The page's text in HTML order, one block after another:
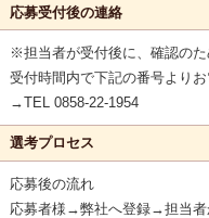
応募受付後の連絡
※担当者が受付後に、確認のた
受付時間内で下記の番号よりお
→TEL 0858-22-1954
選考プロセス
応募後の流れ
応募者様→弊社へ登録→担当